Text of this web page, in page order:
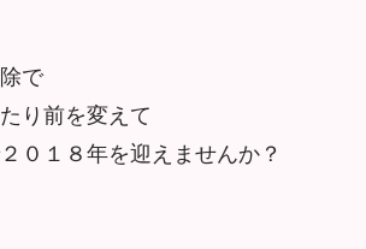
で
り前を変えて
０１８年を迎えませんか？